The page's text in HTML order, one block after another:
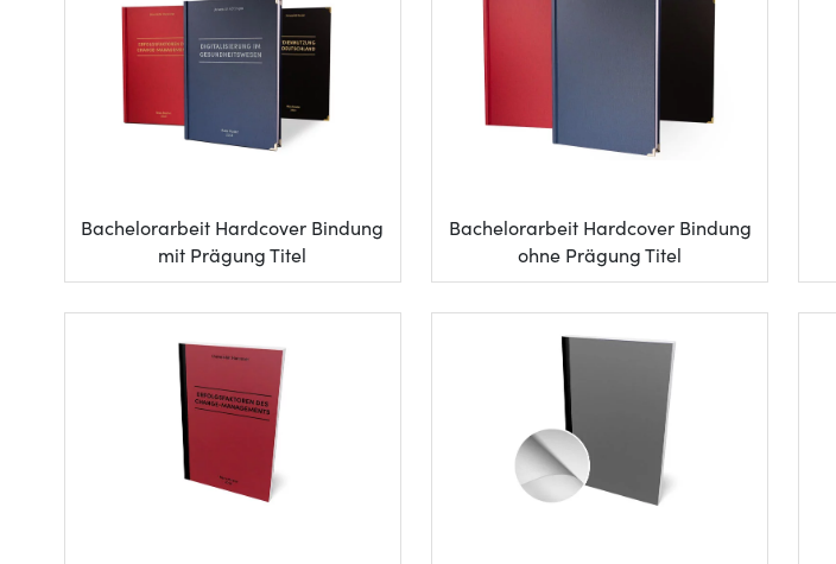
Bachelorarbeit Hardcover Bindung
mit Prägung Titel
Bachelorarbeit Hardcover Bindung
ohne Prägung Titel